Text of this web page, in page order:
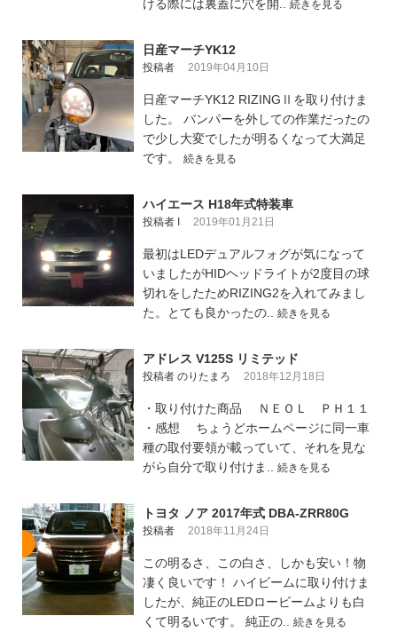
ける際には裏蓋に穴を開.. 続きを見る
日産マーチYK12
投稿者 2019年04月10日
日産マーチYK12 RIZINGⅡを取り付けま
した。 バンパーを外しての作業だったの
で少し大変でしたが明るくなって大満足
です。 続きを見る
ハイエース H18年式特装車
投稿者 I 2019年01月21日
最初はLEDデュアルフォグが気になって
いましたがHIDヘッドライトが2度目の球
切れをしたためRIZING2を入れてみまし
た。とても良かったの.. 続きを見る
アドレス V125S リミテッド
投稿者 のりたまろ 2018年12月18日
・取り付けた商品 ＮＥＯＬ ＰＨ１１
・感想 ちょうどホームページに同一車
種の取付要領が載っていて、それを見な
がら自分で取り付けま.. 続きを見る
トヨタ ノア 2017年式 DBA-ZRR80G
投稿者 2018年11月24日
この明るさ、この白さ、しかも安い！物
凄く良いです！ ハイビームに取り付けま
したが、純正のLEDロービームよりも白
くて明るいです。 純正の.. 続きを見る